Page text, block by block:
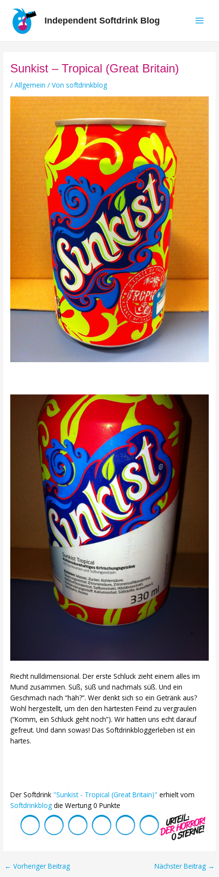
Inhalt
springen
Independent Softdrink Blog
Sunkist – Tropical (Great Britain)
/Allgemein / Von softdrinkblog
Riecht nulldimensional. Der erste Schluck zieht einem alles im
Mund zusammen. Süß, süß und nachmals süß. Und ein
Geschmach nach “häh?”. Wer denkt sich so ein Getränk aus?
Wohl hergestellt, um den den härtesten Feind zu vergraulen
(“Komm, ein Schluck geht noch”). Wir hatten uns echt darauf
gefreut. Und dann sowas! Das Softdrinkbloggerleben ist ein
hartes.
Der Softdrink "Sunkist - Tropical (Great Britain)" erhielt vom
Softdrinkblog die Wertung 0 Punkte
Post
← Vorheriger Beitrag Nächster Beitrag →